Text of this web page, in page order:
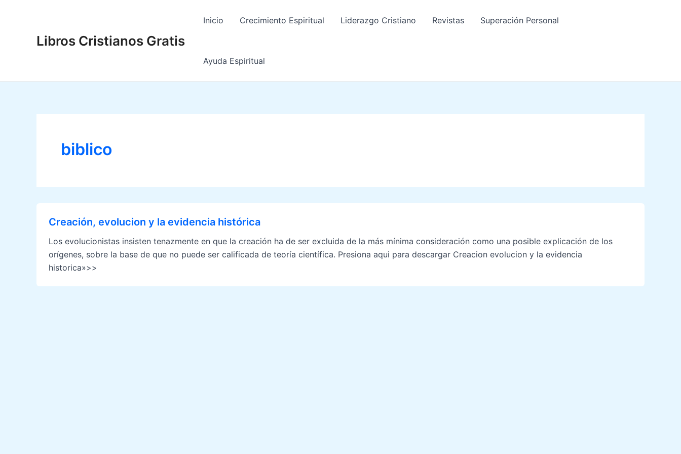
Libros Cristianos Gratis
Inicio Crecimiento Espiritual Liderazgo Cristiano Revistas Superación Personal
Ayuda Espiritual
biblico
Creación, evolucion y la evidencia histórica
Los evolucionistas insisten tenazmente en que la creación ha de ser excluida de la más mínima consideración como una posible explicación de los
orígenes, sobre la base de que no puede ser calificada de teoría científica. Presiona aqui para descargar Creacion evolucion y la evidencia
historica»>>